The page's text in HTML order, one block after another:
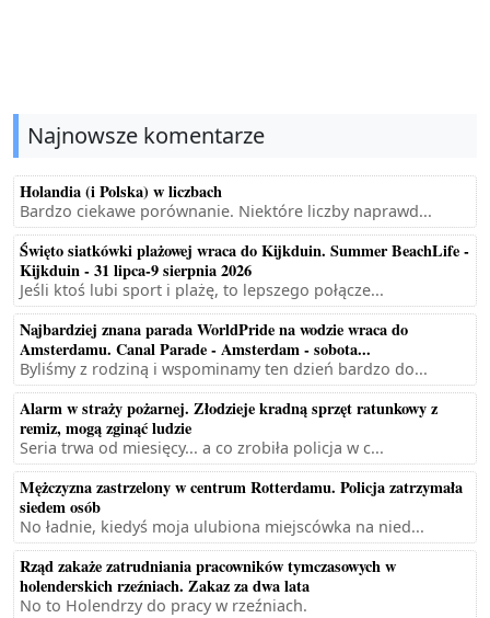
Najnowsze komentarze
Holandia (i Polska) w liczbach
Bardzo ciekawe porównanie. Niektóre liczby naprawd...
Święto siatkówki plażowej wraca do Kijkduin. Summer BeachLife -
Kijkduin - 31 lipca-9 sierpnia 2026
Jeśli ktoś lubi sport i plażę, to lepszego połącze...
Najbardziej znana parada WorldPride na wodzie wraca do
Amsterdamu. Canal Parade - Amsterdam - sobota...
Byliśmy z rodziną i wspominamy ten dzień bardzo do...
Alarm w straży pożarnej. Złodzieje kradną sprzęt ratunkowy z
remiz, mogą zginąć ludzie
Seria trwa od miesięcy... a co zrobiła policja w c...
Mężczyzna zastrzelony w centrum Rotterdamu. Policja zatrzymała
siedem osób
No ładnie, kiedyś moja ulubiona miejscówka na nied...
Rząd zakaże zatrudniania pracowników tymczasowych w
holenderskich rzeźniach. Zakaz za dwa lata
No to Holendrzy do pracy w rzeźniach.